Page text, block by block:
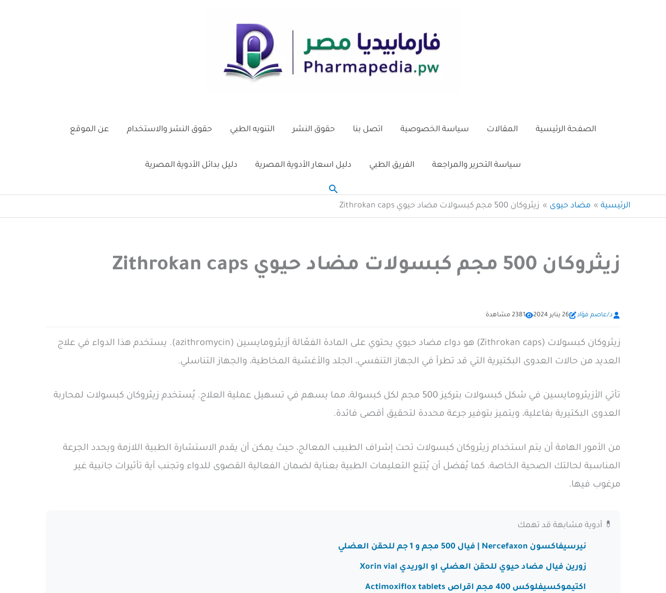
الصفحة الرئيسية المقالات سياسة الخصوصية اتصل بنا حقوق النشر التنويه الطبي حقوق النشر والاستخدام عن الموقع
سياسة التحرير والمراجعة الفريق الطبي دليل اسعار الأدوية المصرية دليل بدائل الأدوية المصرية
البحث
الرئيسية مضاد حيوى زيثروكان 500 مجم كبسولات مضاد حيوي Zithrokan caps
زيثروكان 500 مجم كبسولات مضاد حيوي Zithrokan caps
د/عاصم فؤاد 26 يناير 2024 2381 مشاهدة
زيثروكان كبسولات (Zithrokan caps) هو دواء مضاد حيوي يحتوي على المادة الفعّالة أزيثرومايسين (azithromycin). يستخدم هذا الدواء في علاج
العديد من حالات العدوى البكتيرية التي قد تطرأ في الجهاز التنفسي، الجلد والأغشية المخاطية، والجهاز التناسلي.
تأتي الأزيثرومايسين في شكل كبسولات بتركيز 500 مجم لكل كبسولة، مما يسهم في تسهيل عملية العلاج. يُستخدم زيثروكان كبسولات لمحاربة
العدوى البكتيرية بفاعلية، ويتميز بتوفير جرعة محددة لتحقيق أقصى فائدة.
من الأمور الهامة أن يتم استخدام زيثروكان كبسولات تحت إشراف الطبيب المعالج، حيث يمكن أن يقدم الاستشارة الطبية اللازمة ويحدد الجرعة
المناسبة لحالتك الصحية الخاصة. كما يُفضل أن يُتبَع التعليمات الطبية بعناية لضمان الفعالية القصوى للدواء وتجنب أية تأثيرات جانبية غير
مرغوب فيها.
💊 أدوية مشابهة قد تهمك
نيرسيفاكسون Nercefaxon | فيال 500 مجم و 1 جم للحقن العضلي
زورين فيال مضاد حيوي للحقن العضلي او الوريدي Xorin vial
اكتيموكسيفلوكس 400 مجم اقراص Actimoxiflox tablets